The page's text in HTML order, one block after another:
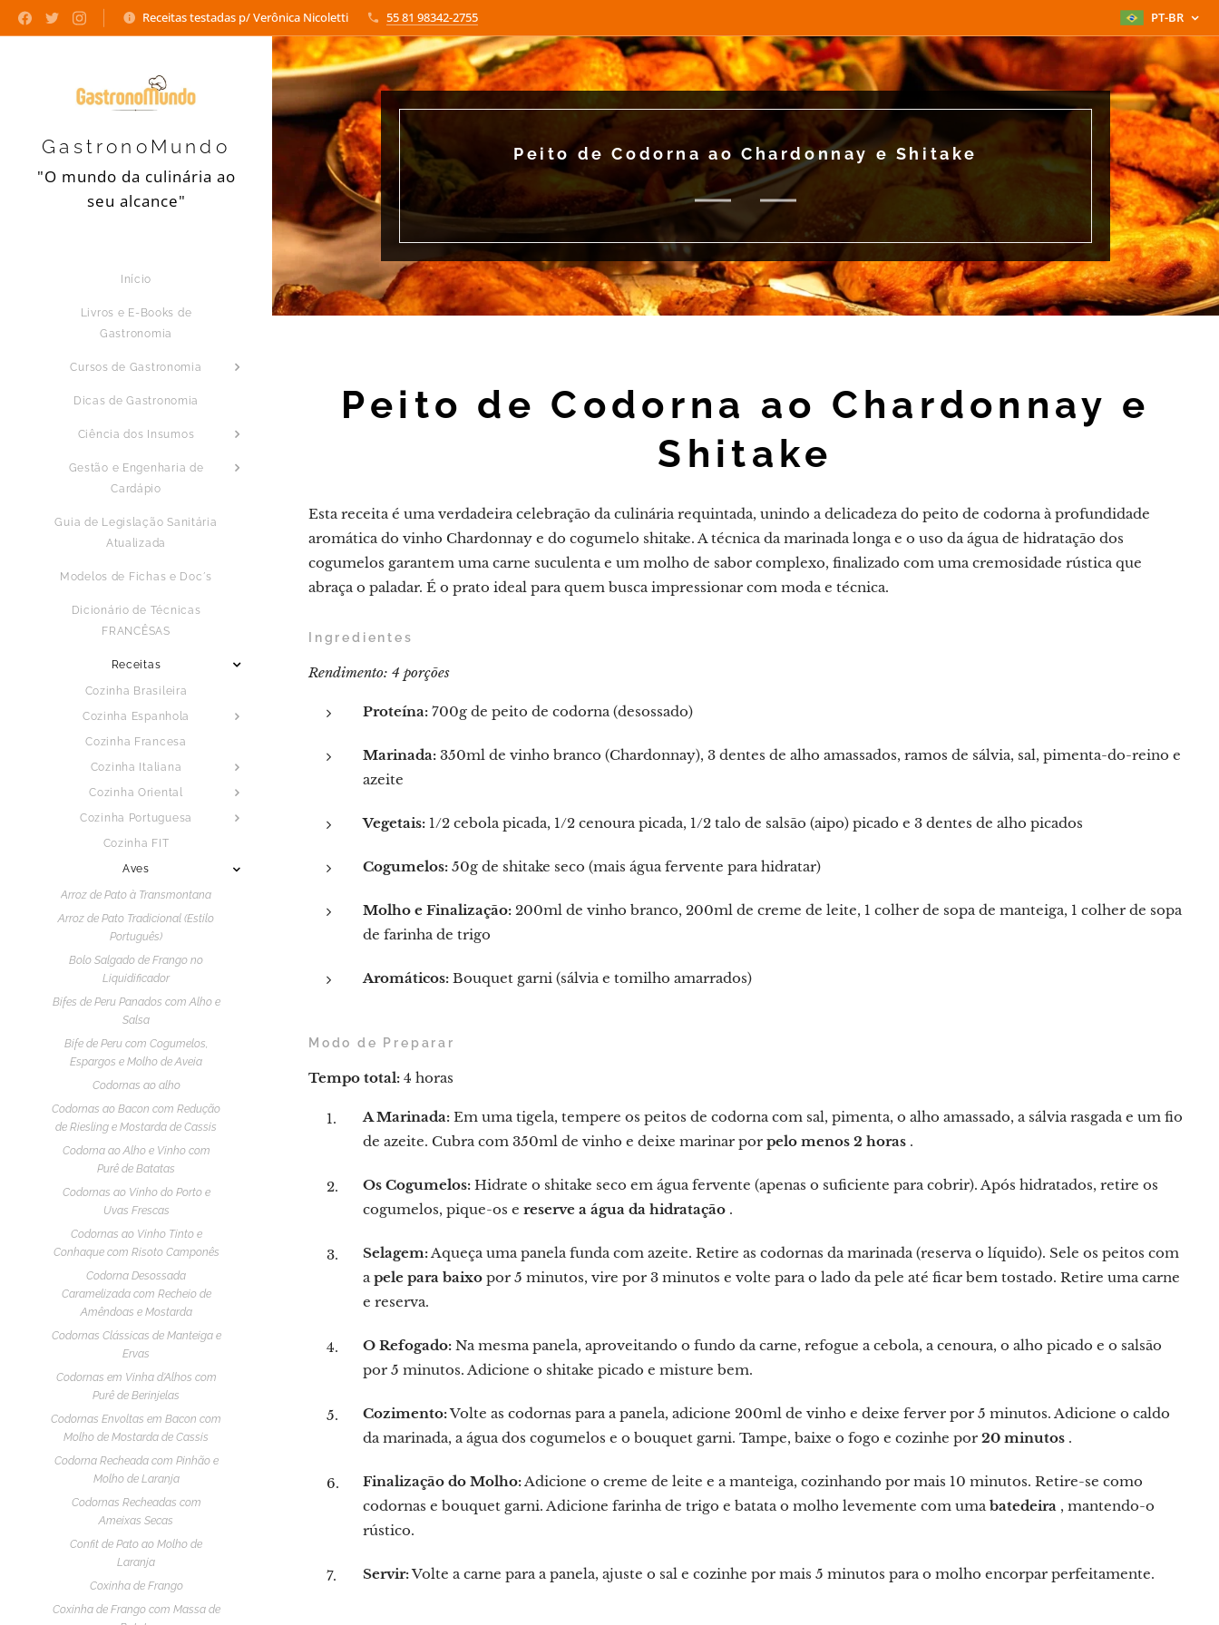
Receitas testadas p/ Verônica Nicoletti 55 81 98342-2755 PT-BR
GastronoMundo
"O mundo da culinária ao
seu alcance"
Início
Livros e E-Books de
Gastronomia
Cursos de Gastronomia
Dicas de Gastronomia
Ciência dos Insumos
Gestão e Engenharia de
Cardápio
Guia de Legislação Sanitária
Atualizada
Modelos de Fichas e Doc´s
Dicionário de Técnicas
FRANCÊSAS
Receitas
Cozinha Brasileira
Cozinha Espanhola
Cozinha Francesa
Cozinha Italiana
Cozinha Oriental
Cozinha Portuguesa
Cozinha FIT
Aves
Arroz de Pato à Transmontana
Arroz de Pato Tradicional (Estilo
Português)
Bolo Salgado de Frango no
Liquidificador
Bifes de Peru Panados com Alho e
Salsa
Bife de Peru com Cogumelos,
Espargos e Molho de Aveia
Codornas ao alho
Codornas ao Bacon com Redução
de Riesling e Mostarda de Cassis
Codorna ao Alho e Vinho com
Purê de Batatas
Codornas ao Vinho do Porto e
Uvas Frescas
Codornas ao Vinho Tinto e
Conhaque com Risoto Camponês
Codorna Desossada
Caramelizada com Recheio de
Amêndoas e Mostarda
Codornas Clássicas de Manteiga e
Ervas
Codornas em Vinha d'Alhos com
Purê de Berinjelas
Codornas Envoltas em Bacon com
Molho de Mostarda de Cassis
Codorna Recheada com Pinhão e
Molho de Laranja
Codornas Recheadas com
Ameixas Secas
Confit de Pato ao Molho de
Laranja
Coxinha de Frango
Coxinha de Frango com Massa de
Peito de Codorna ao Chardonnay e Shitake
Peito de Codorna ao Chardonnay e
Shitake
Esta receita é uma verdadeira celebração da culinária requintada, unindo a delicadeza do peito de codorna à profundidade
aromática do vinho Chardonnay e do cogumelo shitake. A técnica da marinada longa e o uso da água de hidratação dos
cogumelos garantem uma carne suculenta e um molho de sabor complexo, finalizado com uma cremosidade rústica que
abraça o paladar. É o prato ideal para quem busca impressionar com moda e técnica.
Ingredientes
Rendimento: 4 porções
Proteína: 700g de peito de codorna (desossado)
Marinada: 350ml de vinho branco (Chardonnay), 3 dentes de alho amassados, ramos de sálvia, sal, pimenta-do-reino e
azeite
Vegetais: 1/2 cebola picada, 1/2 cenoura picada, 1/2 talo de salsão (aipo) picado e 3 dentes de alho picados
Cogumelos: 50g de shitake seco (mais água fervente para hidratar)
Molho e Finalização: 200ml de vinho branco, 200ml de creme de leite, 1 colher de sopa de manteiga, 1 colher de sopa
de farinha de trigo
Aromáticos: Bouquet garni (sálvia e tomilho amarrados)
Modo de Preparar
Tempo total: 4 horas
A Marinada: Em uma tigela, tempere os peitos de codorna com sal, pimenta, o alho amassado, a sálvia rasgada e um fio
de azeite. Cubra com 350ml de vinho e deixe marinar por pelo menos 2 horas .
Os Cogumelos: Hidrate o shitake seco em água fervente (apenas o suficiente para cobrir). Após hidratados, retire os
cogumelos, pique-os e reserve a água da hidratação .
Selagem:Aqueça uma panela funda com azeite. Retire as codornas da marinada (reserva o líquido). Sele os peitos com
apele para baixo por 5 minutos, vire por 3 minutos e volte para o lado da pele até ficar bem tostado. Retire uma carne
e reserva.
O Refogado: Na mesma panela, aproveitando o fundo da carne, refogue a cebola, a cenoura, o alho picado e o salsão
por 5 minutos. Adicione o shitake picado e misture bem.
Cozimento:Volte as codornas para a panela, adicione 200ml de vinho e deixe ferver por 5 minutos. Adicione o caldo
da marinada, a água dos cogumelos e o bouquet garni. Tampe, baixe o fogo e cozinhe por 20 minutos .
Finalização do Molho:Adicione o creme de leite e a manteiga, cozinhando por mais 10 minutos. Retire-se como
codornas e bouquet garni. Adicione farinha de trigo e batata o molho levemente com umabatedeira , mantendo-o
rústico.
Servir:Volte a carne para a panela, ajuste o sal e cozinhe por mais 5 minutos para o molho encorpar perfeitamente.